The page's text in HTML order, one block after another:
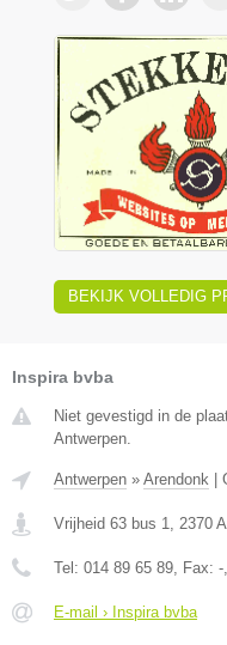
BEKIJK VOLLEDIG
Inspira bvba
Niet gevestigd in de
Antwerpen.
Antwerpen » Arendonk |
Vrijheid 63 bus 1 2370
Tel: 014 89 65 89 , Fax: -
E-mail › Inspira bvba